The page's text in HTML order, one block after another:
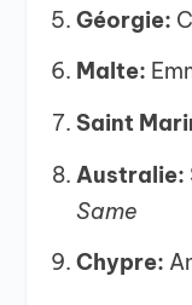
Géorgie:
Malte:
Saint
Australie:
Same
Chypre: